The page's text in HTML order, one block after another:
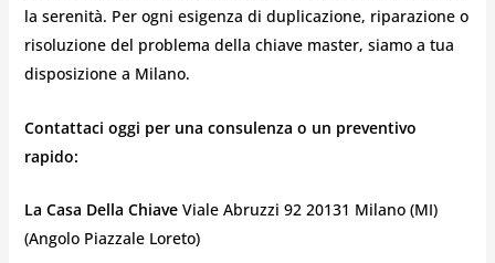
la serenità. Per ogni esigenza di duplicazione, riparazione o
risoluzione del problema della chiave master, siamo a tua
disposizione a Milano.
Contattaci oggi per una consulenza o un preventivo
rapido:
La Casa Della ChiaveViale Abruzzi 92 20131 Milano (MI)
(Angolo Piazzale Loreto)